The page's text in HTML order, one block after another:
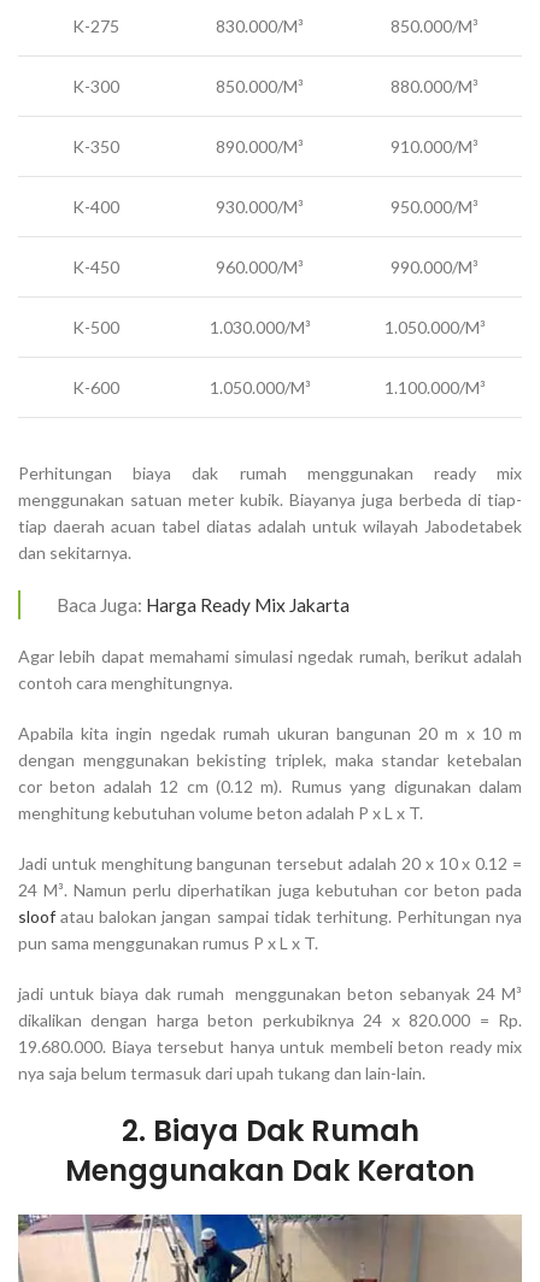
K-275 830.000/M³ 850.000/M³
K-300 850.000/M³ 880.000/M³
K-350 890.000/M³ 910.000/M³
K-400 930.000/M³ 950.000/M³
K-450 960.000/M³ 990.000/M³
K-500 1.030.000/M³ 1.050.000/M³
K-600 1.050.000/M³ 1.100.000/M³
Perhitungan biaya dak rumah menggunakan ready mix
menggunakan satuan meter kubik. Biayanya juga berbeda di tiap-
tiap daerah acuan tabel diatas adalah untuk wilayah Jabodetabek
dan sekitarnya.
Baca Juga: Harga Ready Mix Jakarta
Agar lebih dapat memahami simulasi ngedak rumah, berikut adalah
contoh cara menghitungnya.
Apabila kita ingin ngedak rumah ukuran bangunan 20 m x 10 m
dengan menggunakan bekisting triplek, maka standar ketebalan
cor beton adalah 12 cm (0.12 m). Rumus yang digunakan dalam
menghitung kebutuhan volume beton adalah P x L x T.
Jadi untuk menghitung bangunan tersebut adalah 20 x 10 x 0.12 =
24 M³. Namun perlu diperhatikan juga kebutuhan cor beton pada
sloof atau balokan jangan sampai tidak terhitung. Perhitungan nya
pun sama menggunakan rumus P x L x T.
jadi untuk biaya dak rumah menggunakan beton sebanyak 24 M³
dikalikan dengan harga beton perkubiknya 24 x 820.000 = Rp.
19.680.000. Biaya tersebut hanya untuk membeli beton ready mix
nya saja belum termasuk dari upah tukang dan lain-lain.
2. Biaya Dak Rumah
Menggunakan Dak Keraton